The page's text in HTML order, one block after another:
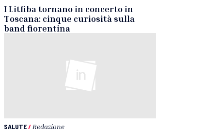
I Litfiba tornano in concerto in
Toscana: cinque curiosità sulla
band fiorentina
SALUTE/ Redazione